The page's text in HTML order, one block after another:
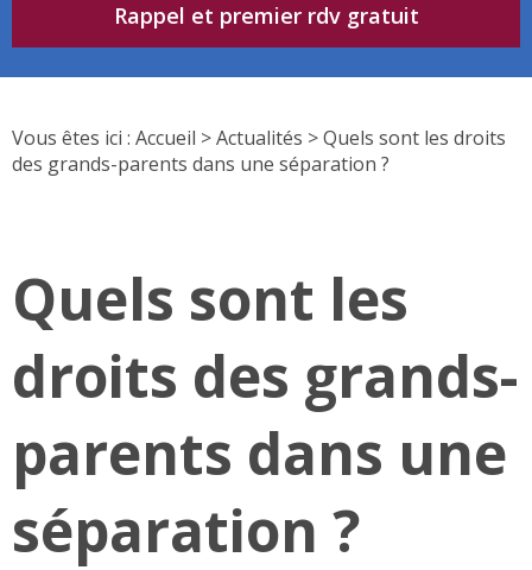
Rappel et premier rdv gratuit
Vous êtes ici : Accueil >Actualités > Quels sont les droits
des grands-parents dans une séparation ?
Quels sont les
droits des grands-
parents dans une
séparation ?